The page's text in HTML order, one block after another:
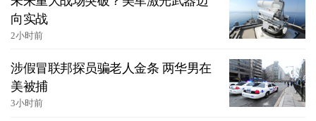
向实战
2小时前
涉假冒联邦探员骗老人金条 两华男在
美被捕
3小时前